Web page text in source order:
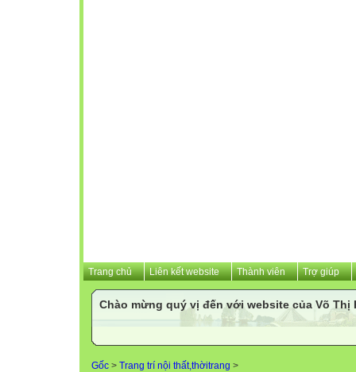
Trang chủ Liên kết website Thành viên Trợ giúp
Chào mừng quý vị đến với website của Võ Thị
Gốc > Trang trí nội thất,thờitrang >